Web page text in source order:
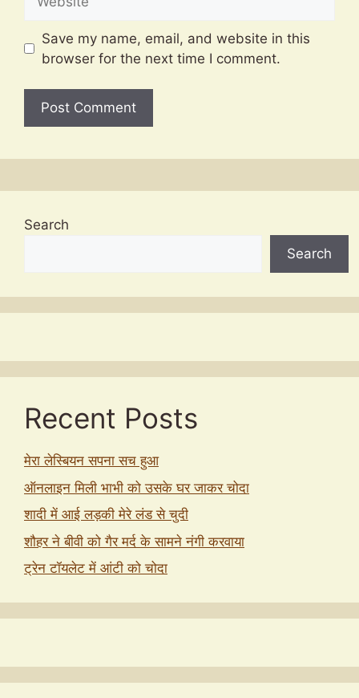
Save my name, email, and website in this
browser for the next time I comment.
Search
Search
Recent Posts
मेरा लेस्बियन सपना सच हुआ
ऑनलाइन मिली भाभी को उसके घर जाकर चोदा
शादी में आई लड़की मेरे लंड से चुदी
शौहर ने बीवी को गैर मर्द के सामने नंगी करवाया
ट्रेन टॉयलेट में आंटी को चोदा